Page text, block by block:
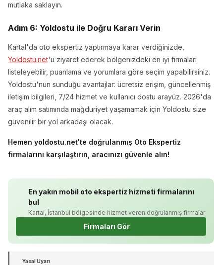
mutlaka saklayın.
Adım 6: Yoldostu ile Doğru Kararı Verin
Kartal'da oto ekspertiz yaptırmaya karar verdiğinizde,
Yoldostu.net'ü ziyaret ederek bölgenizdeki en iyi firmaları
listeleyebilir, puanlama ve yorumlara göre seçim yapabilirsiniz.
Yoldostu'nun sunduğu avantajlar: ücretsiz erişim, güncellenmiş
iletişim bilgileri, 7/24 hizmet ve kullanıcı dostu arayüz. 2026'da
araç alım satımında mağduriyet yaşamamak için Yoldostu size
güvenilir bir yol arkadaşı olacak.
Hemen yoldostu.net'te doğrulanmış Oto Ekspertiz
firmalarını karşılaştırın, aracınızı güvenle alın!
En yakın mobil oto ekspertiz hizmeti firmalarını
bul
Kartal, İstanbul bölgesinde hizmet veren doğrulanmış firmalar
Firmaları Gör
Yasal Uyarı